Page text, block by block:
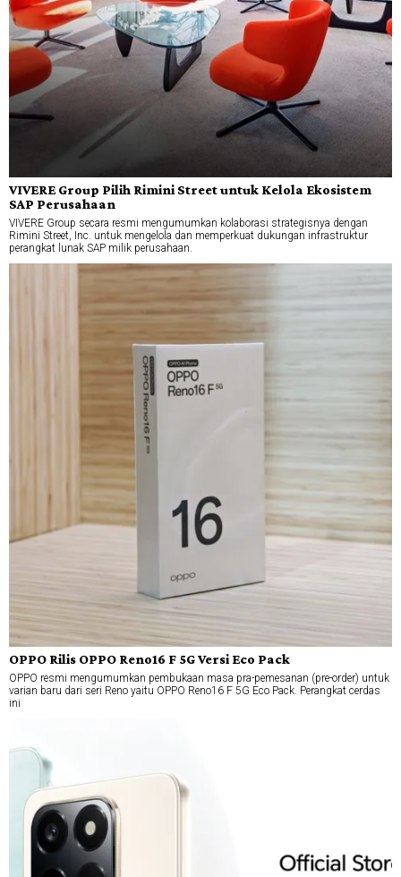
VIVERE Group Pilih Rimini Street untuk Kelola Ekosistem
SAP Perusahaan
VIVERE Group secara resmi mengumumkan kolaborasi strategisnya dengan
Rimini Street, Inc. untuk mengelola dan memperkuat dukungan infrastruktur
perangkat lunak SAP milik perusahaan.
OPPO Rilis OPPO Reno16 F 5G Versi Eco Pack
OPPO resmi mengumumkan pembukaan masa pra-pemesanan (pre-order) untuk
varian baru dari seri Reno yaitu OPPO Reno16 F 5G Eco Pack. Perangkat cerdas
ini